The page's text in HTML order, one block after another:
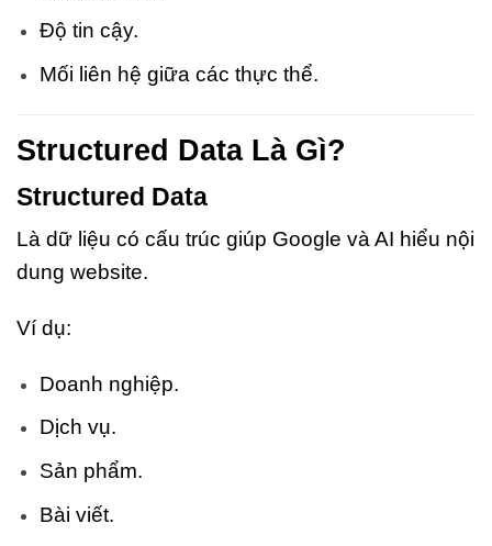
Độ tin cậy.
Mối liên hệ giữa các thực thể.
Structured Data Là Gì?
Structured Data
Là dữ liệu có cấu trúc giúp Google và AI hiểu nội
dung website.
Ví dụ:
Doanh nghiệp.
Dịch vụ.
Sản phẩm.
Bài viết.